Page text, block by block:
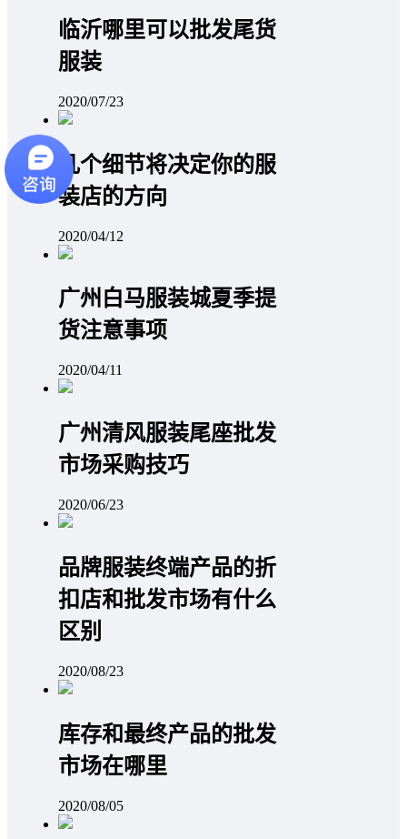
临沂哪里可以批发尾货
服装
2020/07/23
几个细节将决定你的服
装店的方向
2020/04/12
广州白马服装城夏季提
货注意事项
2020/04/11
广州清风服装尾座批发
市场采购技巧
2020/06/23
品牌服装终端产品的折
扣店和批发市场有什么
区别
2020/08/23
库存和最终产品的批发
市场在哪里
2020/08/05